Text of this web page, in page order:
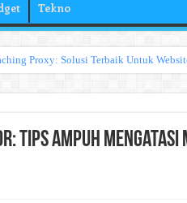
Tekno
Proxy: Solusi Terbaik Untuk
Tips Ampuh